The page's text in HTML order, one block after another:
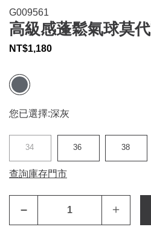
G009561
高級感蓬鬆氣球莫
NT$1,180
您已選擇:深灰
34 36 38
查詢庫存門市
– ＋